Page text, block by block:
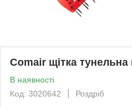
Comair щітка
В наявності
Код: 3020642
Роздріб